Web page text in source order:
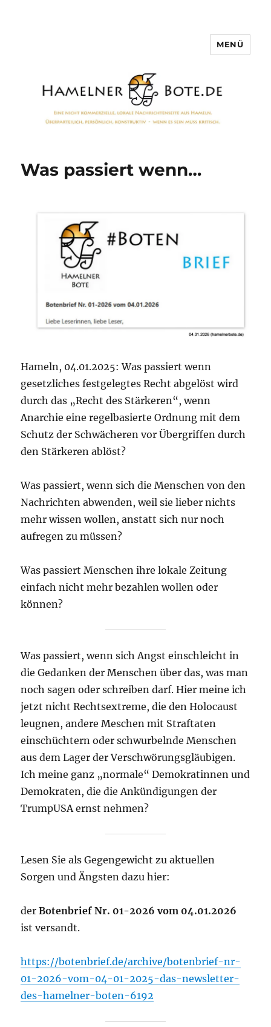
MENÜ
Was passiert wenn…
Hameln, 04.01.2025: Was passiert wenn
gesetzliches festgelegtes Recht abgelöst wird
durch das „Recht des Stärkeren“, wenn
Anarchie eine regelbasierte Ordnung mit dem
Schutz der Schwächeren vor Übergriffen durch
den Stärkeren ablöst?
Was passiert, wenn sich die Menschen von den
Nachrichten abwenden, weil sie lieber nichts
mehr wissen wollen, anstatt sich nur noch
aufregen zu müssen?
Was passiert Menschen ihre lokale Zeitung
einfach nicht mehr bezahlen wollen oder
können?
Was passiert, wenn sich Angst einschleicht in
die Gedanken der Menschen über das, was man
noch sagen oder schreiben darf. Hier meine ich
jetzt nicht Rechtsextreme, die den Holocaust
leugnen, andere Meschen mit Straftaten
einschüchtern oder schwurbelnde Menschen
aus dem Lager der Verschwörungsgläubigen.
Ich meine ganz „normale“ Demokratinnen und
Demokraten, die die Ankündigungen der
TrumpUSA ernst nehmen?
Lesen Sie als Gegengewicht zu aktuellen
Sorgen und Ängsten dazu hier:
derBotenbrief Nr. 01-2026 vom 04.01.2026
ist versandt.
https://botenbrief.de/archive/botenbrief-nr-
01-2026-vom-04-01-2025-das-newsletter-
des-hamelner-boten-6192